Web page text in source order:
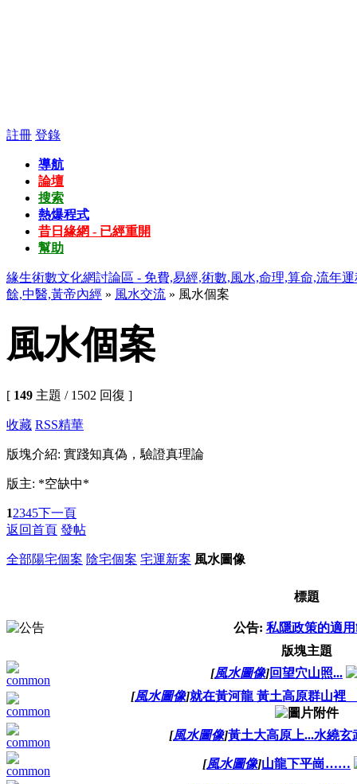
註冊 登錄
導航
論壇
搜索
熱爆程式
昔日緣網 - 已經重開
幫助
緣生術數文化網討論區 - 免費,易經,術數,風水,命理,算命,流年
餘,中醫,黃帝內經 » 風水交流 » 風水個案
風水個案
[ 149 主題 / 1502 回復 ]
收藏 RSS精華
版塊介紹: 實踐知真偽，驗證真理論
版主: *空缺中*
12345下一頁
返回首頁 發帖
全部陽宅個案 陰宅個案 宅運新案 風水圖像
標題
公告: 私隱政策的適
版塊主題
[風水圖像]回望穴山照...
[風水圖像]就在黃河龍 黃土高原群山裡
[風水圖像]黃土大高原上...水繞玄
[風水圖像]山龍下平崗……